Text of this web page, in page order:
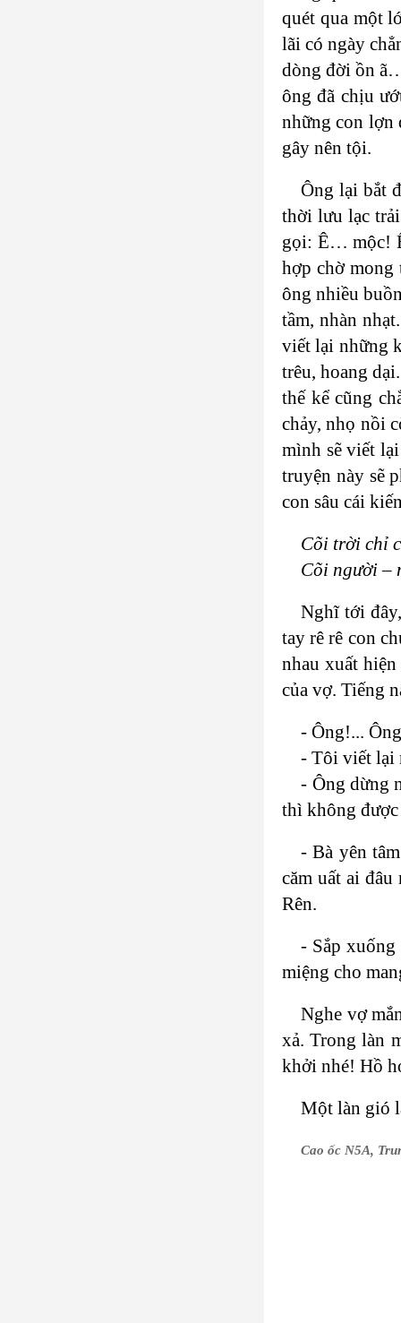
quét qua một
lãi có ngày
dòng đời ồn
ông đã chịu
những con lợn
gây nên tội.
Ông lại bắt
thời lưu lạc
gọi: Ê… mộc!
hợp chờ mong
ông nhiều
tầm, nhàn
viết lại những
trêu, hoang
thế kể cũng
chảy, nhọ nồi
mình sẽ viết
truyện này sẽ
con sâu cái
Cõi trời chỉ
Cõi người –
Nghĩ tới
tay rê rê con
nhau xuất
của vợ. Tiếng
- Ông!...
- Tôi viết lại
- Ông dừng
thì không
- Bà yên
căm uất ai
Rên.
- Sắp
miệng cho
Nghe vợ
xả. Trong làn
khởi nhé! Hồ
Một làn gió
Cao ốc N5A,